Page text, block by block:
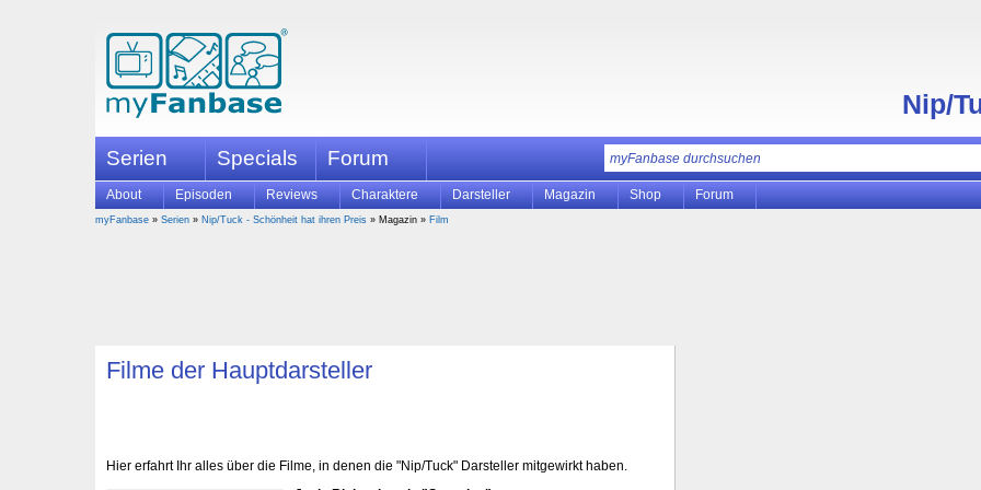
Nip/
Serien Specials Forum
About Episoden Reviews Charaktere Darsteller Magazin Shop Forum
myFanbase » Serien » Nip/Tuck - Schönheit hat ihren Preis » Magazin » Film
Filme der Hauptdarsteller
Hier erfahrt Ihr alles über die Filme, in denen die "Nip/Tuck" Darsteller mitgewirkt haben.